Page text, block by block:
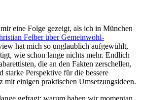
eine Folge gezeigt, als ich in München
Felber über Gemeinwohl-
hat mich so unglaublich aufgewühlt,
wie schon lange nichts mehr. Endlich
die an den Fakten zerschellen,
starke Perspektive für die bessere
mit einigen praktischen Umsetzungsideen.